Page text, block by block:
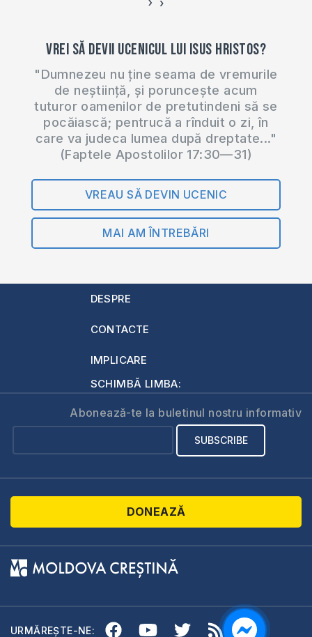
‹ ›
Vrei să devii ucenicul lui Isus Hristos?
"Dumnezeu nu ține seama de vremurile
de neștiință, și poruncește acum
tuturor oamenilor de pretutindeni să se
pocăiască; pentrucă a rînduit o zi, în
care va judeca lumea după dreptate..."
(Faptele Apostolilor 17:30—31)
VREAU SĂ DEVIN UCENIC
MAI AM ÎNTREBĂRI
DESPRE
CONTACTE
IMPLICARE
SCHIMBĂ LIMBA:
Abonează-te la buletinul nostru informativ
DONEAZĂ
URMĂREȘTE-NE: